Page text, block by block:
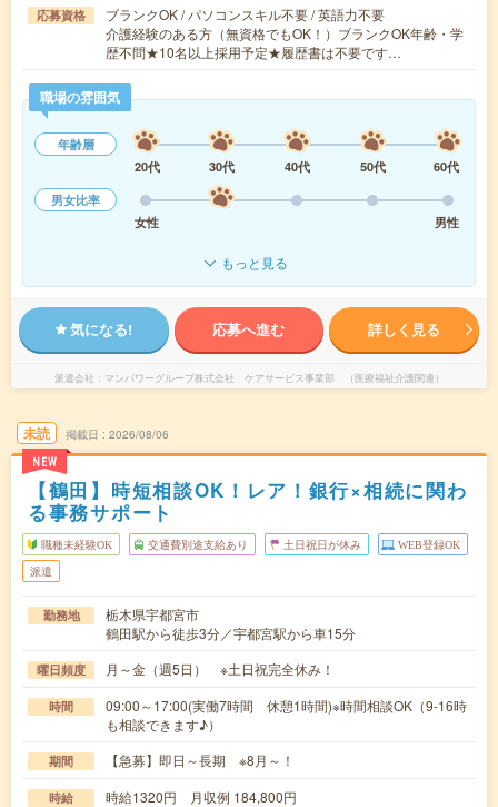
応募資格
ブランクOK / パソコンスキル不要 / 英語力不要
介護経験のある方（無資格でもOK！）ブランクOK年齢・学
歴不問★10名以上採用予定★履歴書は不要です…
職場の雰囲気
年齢層
20代
30代 40代 50代
60代
男女比率
女性
男性
もっと見る
気になる! 応募へ進む 詳しく見る
派遣会社 マンパワーグループ株式会社 ケアサービス事業部 （医療福祉介護関連）
未読
NEW
掲載日 2026/08/06
【鶴田】時短相談OK！レア！銀行×相続に関わ
る事務サポート
職種未経験OK 交通費別途支給あり 土日祝日が休み WEB登録OK
派遣
勤務地
栃木県宇都宮市
鶴田駅から徒歩3分／宇都宮駅から車15分
曜日頻度 月～金（週5日） ※土日祝完全休み！
時間
09:00～17:00(実働7時間 休憩1時間)※時間相談OK（9-16時
も相談できます♪）
期間 【急募】即日～長期 ※8月～！
時給 時給1320円 月収例 184,800円